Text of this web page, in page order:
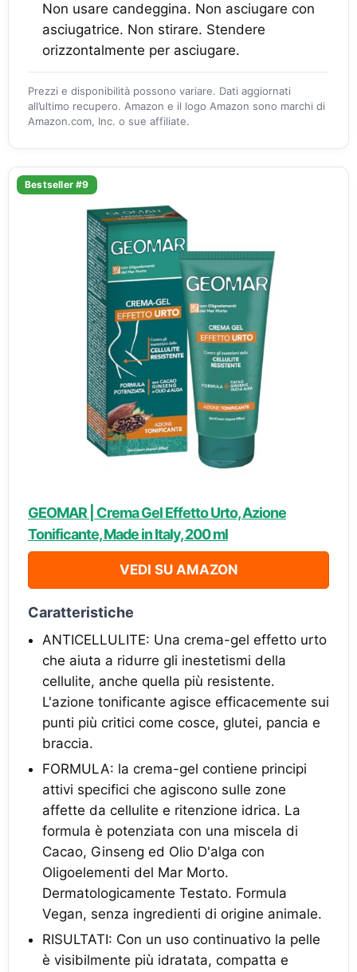
Non usare candeggina. Non asciugare con
asciugatrice. Non stirare. Stendere
orizzontalmente per asciugare.
Prezzi e disponibilità possono variare. Dati aggiornati
all’ultimo recupero. Amazon e il logo Amazon sono marchi di
Amazon.com, Inc. o sue affiliate.
Bestseller #9
GEOMAR | Crema Gel Effetto Urto, Azione
Tonificante, Made in Italy, 200 ml
VEDI SU AMAZON
Caratteristiche
ANTICELLULITE: Una crema-gel effetto urto
che aiuta a ridurre gli inestetismi della
cellulite, anche quella più resistente.
L'azione tonificante agisce efficacemente sui
punti più critici come cosce, glutei, pancia e
braccia.
FORMULA: la crema-gel contiene principi
attivi specifici che agiscono sulle zone
affette da cellulite e ritenzione idrica. La
formula è potenziata con una miscela di
Cacao, Ginseng ed Olio D'alga con
Oligoelementi del Mar Morto.
Dermatologicamente Testato. Formula
Vegan, senza ingredienti di origine animale.
RISULTATI: Con un uso continuativo la pelle
è visibilmente più idratata, compatta e